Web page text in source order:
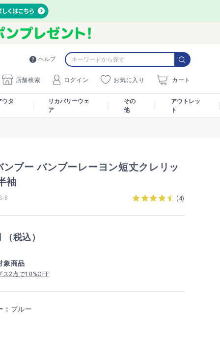
ヘルプ
店舗検索 ログイン お気に入り カート
ウタ
リカバリーウェ
ア
その
他
アウトレッ
ト
ンブー バンブーレーヨン短丈クレリッ
袖
8 (4)
（税込）
象商品
ス2点で10%OFF
ブルー